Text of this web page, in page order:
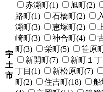
宇
土
市
赤瀬町(1) 旭町(2)
路町(1)
石橋町(2)
瀬町(3)
恵塚町(2)
崎町(3)
神合町(4)
町(3)
栄町(5) 笹原
新開町(7)
新町１
丁目(1)
新松原町(7)
町(2)
住吉町(18) 船